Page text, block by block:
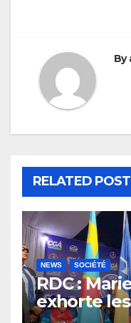
By
RELATED POST
NEWS SOCIÉTÉ
RDC :
exhorte